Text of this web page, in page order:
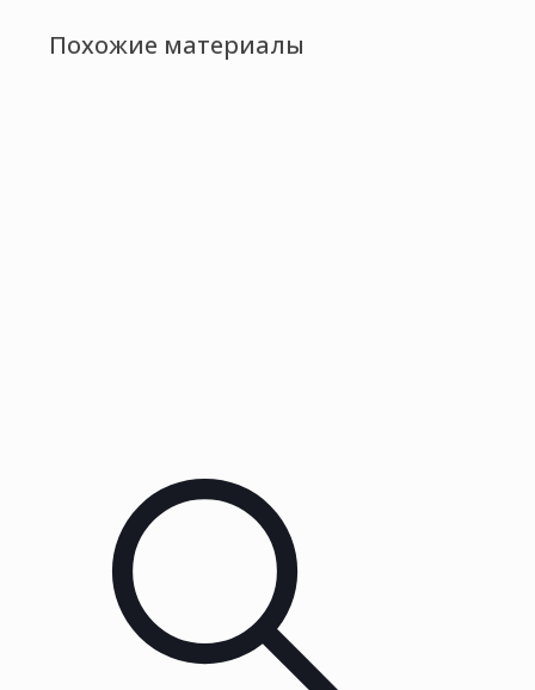
Похожие материалы